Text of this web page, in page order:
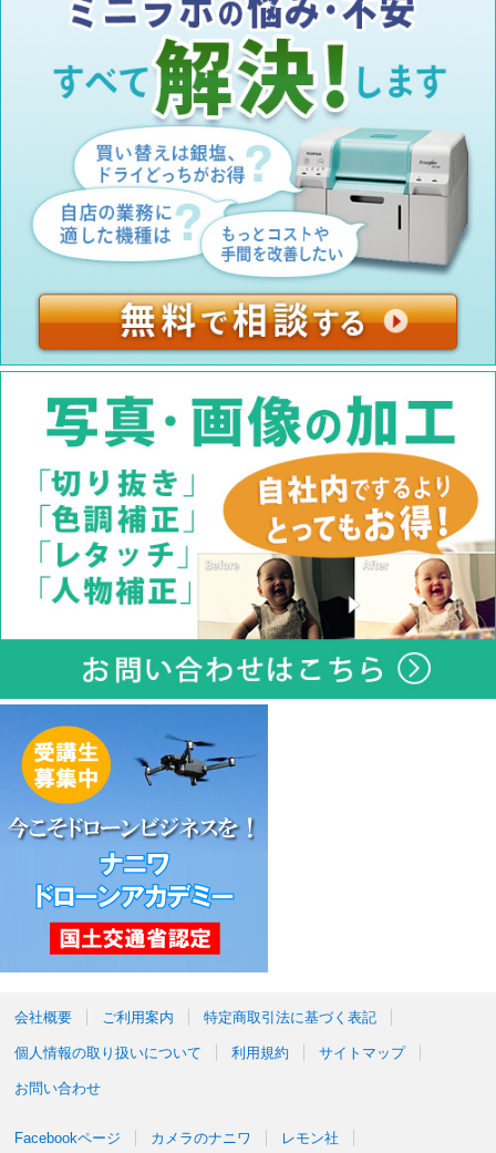
会社概要 ご利用案内 特定商取引法に基づく表記
個人情報の取り扱いについて 利用規約 サイトマップ
お問い合わせ
Facebookページ カメラのナニワ レモン社